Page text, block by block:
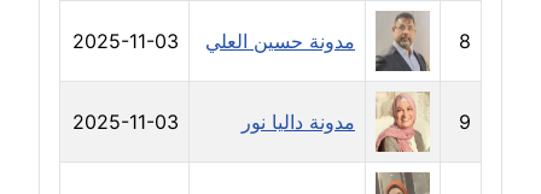
مدونة خالد عويس
عاملة
مدونة خالد منير
عاملة
8 مدونة حسين العلي 2025-11-03
9 مدونة داليا نور 2025-11-03